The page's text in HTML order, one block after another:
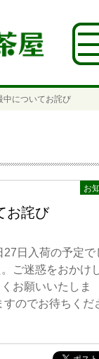
中についてお詫び
お
お詫び
27日入荷の予定で
ご迷惑をおかけ
お願いいたしま
すのでお待ちくだ